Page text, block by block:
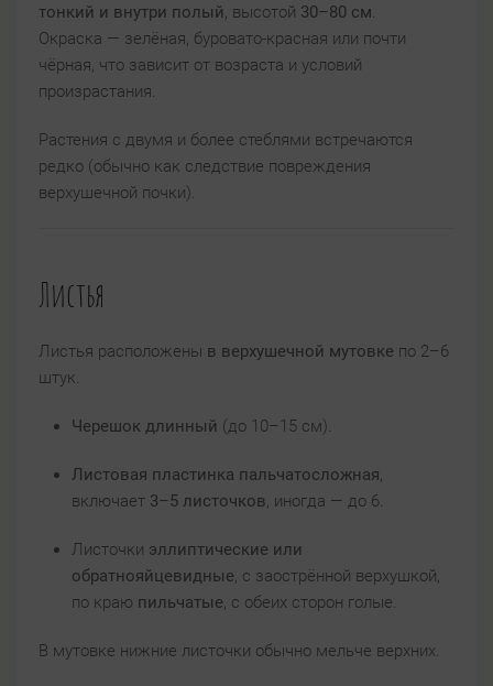
тонкий и внутри полый, высотой 30–80 см.
Окраска — зелёная, буровато-красная или почти
чёрная, что зависит от возраста и условий
произрастания.
Растения с двумя и более стеблями встречаются
редко (обычно как следствие повреждения
верхушечной почки).
Листья
Листья расположены в верхушечной мутовке по 2–6
штук.
Черешок длинный (до 10–15 см).
Листовая пластинка пальчатосложная,
включает 3–5 листочков, иногда — до 6.
Листочки эллиптические или
обратнояйцевидные, с заострённой верхушкой,
по краю пильчатые, с обеих сторон голые.
В мутовке нижние листочки обычно мельче верхних.